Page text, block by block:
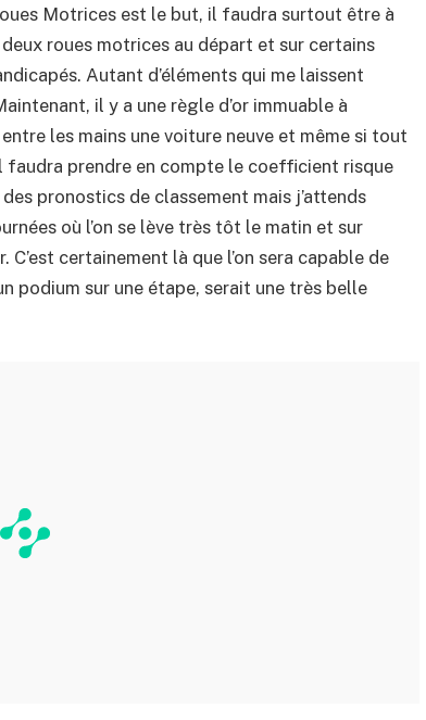
Motrices est le but, il faudra surtout être à
deux roues motrices au départ et sur certains
Autant d’éléments qui me laissent
il y a une règle d’or immuable à
entre les mains une voiture neuve et même si tout
prendre en compte le coefficient risque
pronostics de classement mais j’attends
où l’on se lève très tôt le matin et sur
certainement là que l’on sera capable de
podium sur une étape, serait une très belle